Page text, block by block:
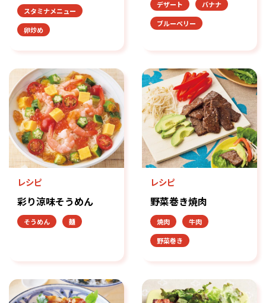
スタミナメニュー
卵炒め
デザート
バナナ
ブルーベリー
レシピ
彩り涼味そうめん
そうめん 麺
レシピ
野菜巻き焼肉
焼肉
牛肉
野菜巻き